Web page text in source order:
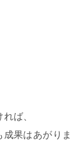
ば、
果はあがりま